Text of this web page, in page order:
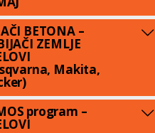
BETONA –
ZEMLJE
Makita,
program –